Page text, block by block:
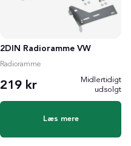
2DIN Radioramme VW
Radioramme
219 kr
Midlertidigt
udsolgt
Læs mere